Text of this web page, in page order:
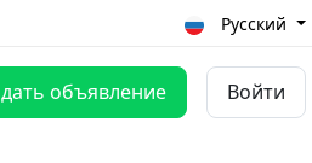
Русский
объявление Войти